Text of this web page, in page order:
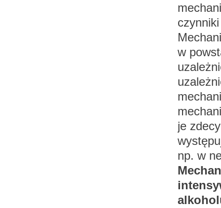
w
je
np. w